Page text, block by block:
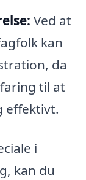
Ved at
kan
da
til at
effektivt.
i
kan du